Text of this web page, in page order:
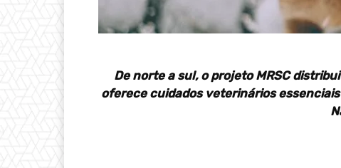
De norte a sul, o projeto MRSC
oferece cuidados veterinários